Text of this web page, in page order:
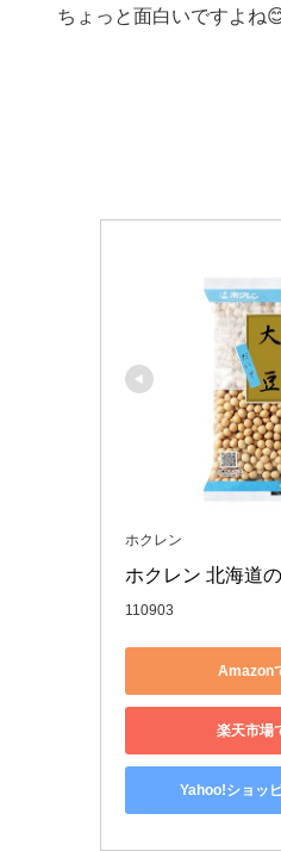
ちょっと面白いですよね
ホクレン
ホクレン 北海道
110903
Amazon
楽天市場
Yahoo!ショッ